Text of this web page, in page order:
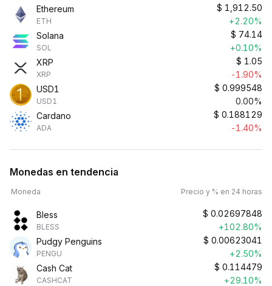
Ethereum
ETH
$ 1,912.50
+2.20%
Solana
SOL
$ 74.14
+0.10%
XRP
XRP
$ 1.05
-1.90%
USD1
USD1
$ 0.999548
0.00%
Cardano
ADA
$ 0.188129
-1.40%
Monedas en tendencia
Moneda Precio y % en 24 horas
Bless
BLESS
$ 0.02697848
+102.80%
Pudgy Penguins
PENGU
$ 0.00623041
+2.50%
Cash Cat
CASHCAT
$ 0.114479
+29.10%